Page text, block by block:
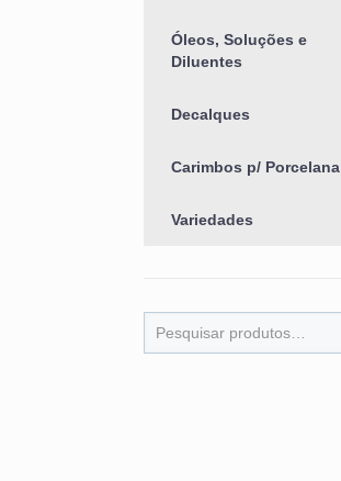
Óleos, Soluções e
Diluentes
Decalques
Carimbos p/ Porcelana
Variedades